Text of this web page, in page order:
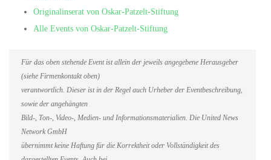
Originalinserat von Oskar-Patzelt-Stiftung
Alle Events von Oskar-Patzelt-Stiftung
Für das oben stehende Event ist allein der jeweils angegebene Herausgeber
(siehe Firmenkontakt oben)
verantwortlich. Dieser ist in der Regel auch Urheber der Eventbeschreibung,
sowie der angehängten
Bild-, Ton-, Video-, Medien- und Informationsmaterialien. Die United News
Network GmbH
übernimmt keine Haftung für die Korrektheit oder Vollständigkeit des